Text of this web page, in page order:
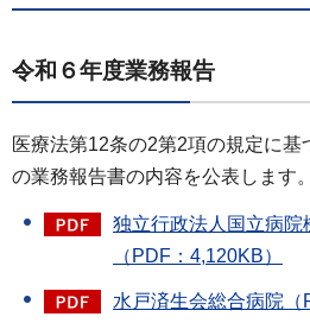
令和６年度業務報告
医療法第12条の2第2項の規定に基
の業務報告書の内容を公表します。
独立行政法人国立病院
（PDF：4,120KB）
水戸済生会総合病院（